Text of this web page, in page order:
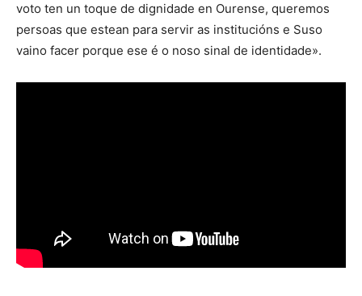
voto ten un toque de dignidade en Ourense, queremos
persoas que estean para servir as institucións e Suso
vaino facer porque ese é o noso sinal de identidade».